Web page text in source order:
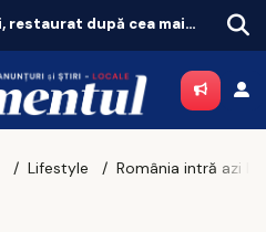
Monument-simbol al Iaşului, restaurat după cea mai amplă intervenţie
Lifestyle